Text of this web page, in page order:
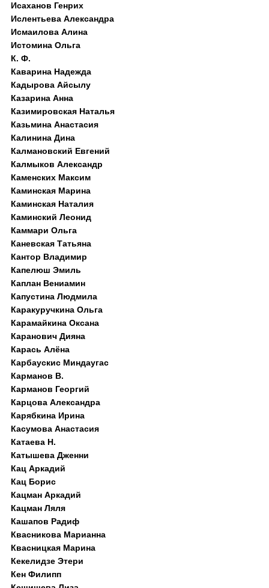
Исаханов Генрих
Ислентьева Александра
Исмаилова Алина
Истомина Ольга
К. Ф.
Каварина Надежда
Кадырова Айсылу
Казарина Анна
Казимировская Наталья
Казьмина Анастасия
Калинина Дина
Калмановский Евгений
Калмыков Александр
Каменских Максим
Каминская Марина
Каминская Наталия
Каминский Леонид
Каммари Ольга
Каневская Татьяна
Кантор Владимир
Капелюш Эмиль
Каплан Вениамин
Капустина Людмила
Каракуручкина Ольга
Карамайкина Оксана
Каранович Дияна
Карась Алёна
Карбаускис Миндаугас
Карманов В.
Карманов Георгий
Карцова Александра
Карябкина Ирина
Касумова Анастасия
Катаева Н.
Катышева Дженни
Кац Аркадий
Кац Борис
Кацман Аркадий
Кацман Ляля
Кашапов Радиф
Квасникова Марианна
Квасницкая Марина
Кекелидзе Этери
Кен Филипп